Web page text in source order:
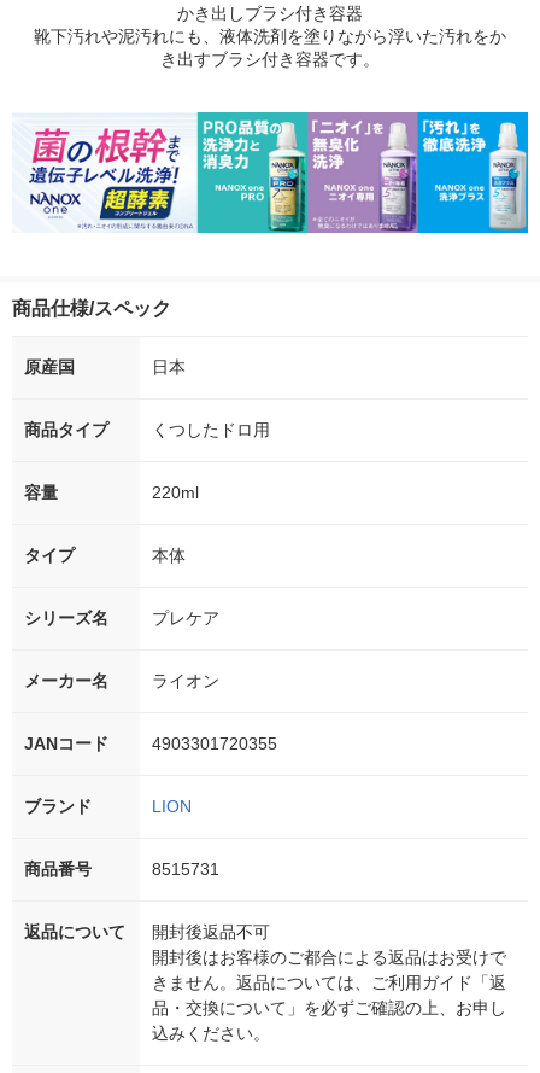
かき出しブラシ付き容器
靴下汚れや泥汚れにも、液体洗剤を塗りながら浮いた汚れをか
き出すブラシ付き容器です。
商品仕様/スペック
原産国 日本
商品タイプ くつしたドロ用
容量 220ml
タイプ 本体
シリーズ名 プレケア
メーカー名 ライオン
JANコード 4903301720355
ブランド LION
商品番号 8515731
返品について
開封後返品不可
開封後はお客様のご都合による返品はお受けで
きません。返品については、ご利用ガイド「返
品・交換について」を必ずご確認の上、お申し
込みください。